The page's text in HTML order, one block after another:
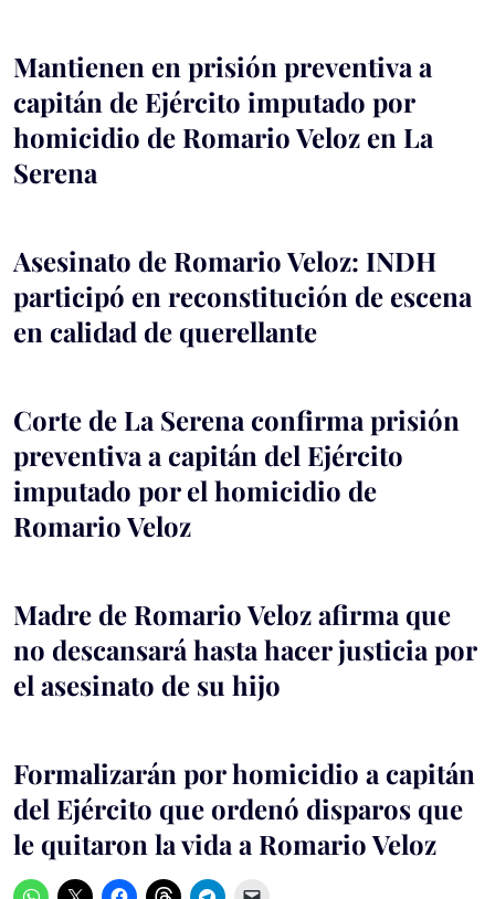
Mantienen en prisión preventiva a
capitán de Ejército imputado por
homicidio de Romario Veloz en La
Serena
Asesinato de Romario Veloz: INDH
participó en reconstitución de escena
en calidad de querellante
Corte de La Serena confirma prisión
preventiva a capitán del Ejército
imputado por el homicidio de
Romario Veloz
Madre de Romario Veloz afirma que
no descansará hasta hacer justicia por
el asesinato de su hijo
Formalizarán por homicidio a capitán
del Ejército que ordenó disparos que
le quitaron la vida a Romario Veloz